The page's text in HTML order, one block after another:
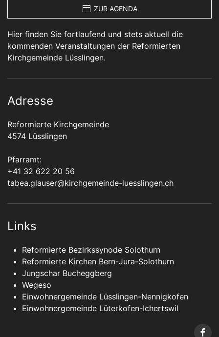
ZUR AGENDA
Hier finden Sie fortlaufend und stets aktuell die
kommenden Veranstaltungen der Reformierten
Kirchgemeinde Lüsslingen.
Adresse
Reformierte Kirchgemeinde
4574 Lüsslingen
Pfarramt:
+41 32 622 20 56
tabea.glauser@kirchgemeinde-luesslingen.ch
Links
Reformierte Bezirkssynode Solothurn
Reformierte Kirchen Bern-Jura-Solothurn
Jungschar Bucheggberg
Wegeso
Einwohnergemeinde Lüsslingen-Nennigkofen
Einwohnergemeinde Lüterkofen-Ichertswil